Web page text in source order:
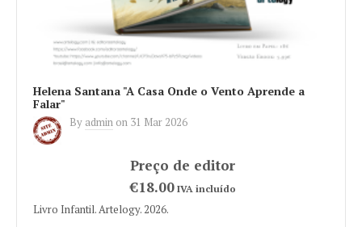
Helena Santana "A Casa Onde o Vento Aprende a
Falar"
By admin on 31 Mar 2026
€18.00IVA incluído
Livro Infantil. Artelogy. 2026.